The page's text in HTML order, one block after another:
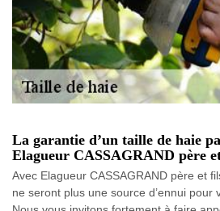
La garantie d’un taille de haie
Elagueur CASSAGRAND père
Avec Elagueur CASSAGRAND père et
ne seront plus une source d’ennui pour